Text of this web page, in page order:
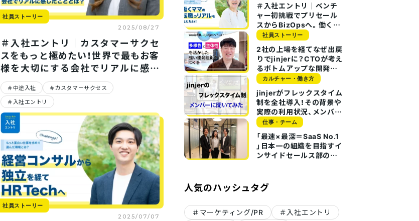
社員ストーリー
2025/08/27
＃入社エントリ｜カスタマーサクセ
スをもっと極めたい！世界で最もお客
様を大切にする会社でリアルに感じ
たこととは？
中途入社
カスタマーサクセス
入社エントリ
社員ストーリー
2025/07/07
＃入社エントリ｜ベンチ
ャー初挑戦でプリセール
スからBizOpsへ。働くマ
マの葛藤を乗り越えた転
職のリアルを伝えたい！
社員ストーリー
2社の上場を経てなぜ出戻
りでjinjerに？CTOが考え
るボトムアップな開発チ
ームとは？
カルチャー・働き方
jinjerがフレックスタイム
制を全社導入！その背景や
実際の利用状況、メンバー
の声を聞いてみた
仕事・チーム
「最速×最深＝SaaS No.1
」日本一の組織を目指すイ
ンサイドセールス部のス
人気のハッシュタグ
マーケティング/PR
入社エントリ